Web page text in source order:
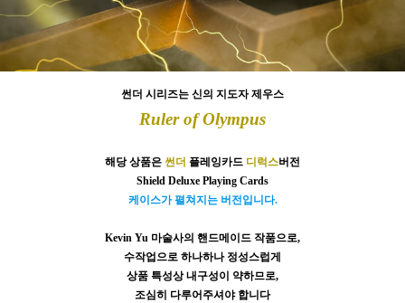
썬더 시리즈는 신의 지도자 제우스
Ruler of Olympus
해당 상품은 썬더 플레잉카드 디럭스버전
Shield Deluxe Playing Cards
케이스가 펼쳐지는 버전입니다.
Kevin Yu 마술사의 핸드메이드 작품으로,
수작업으로 하나하나 정성스럽게
상품 특성상 내구성이 약하므로,
조심히 다루어주셔야 합니다